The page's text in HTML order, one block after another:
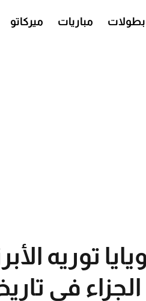
بطولات مباريات ميركاتو
توريه
في